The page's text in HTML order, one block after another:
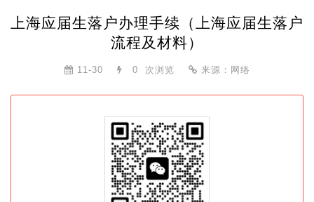
上海应届生落户办理手续（上海应届生落户
流程及材料）
11-30 0 次浏览 来源：网络